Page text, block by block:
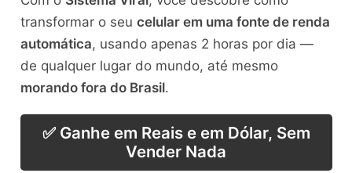
transformar o seu celular em uma fonte de renda
automática, usando apenas 2 horas por dia —
de qualquer lugar do mundo, até mesmo
morando fora do Brasil.
✅ Ganhe em Reais e em Dólar, Sem
Vender Nada